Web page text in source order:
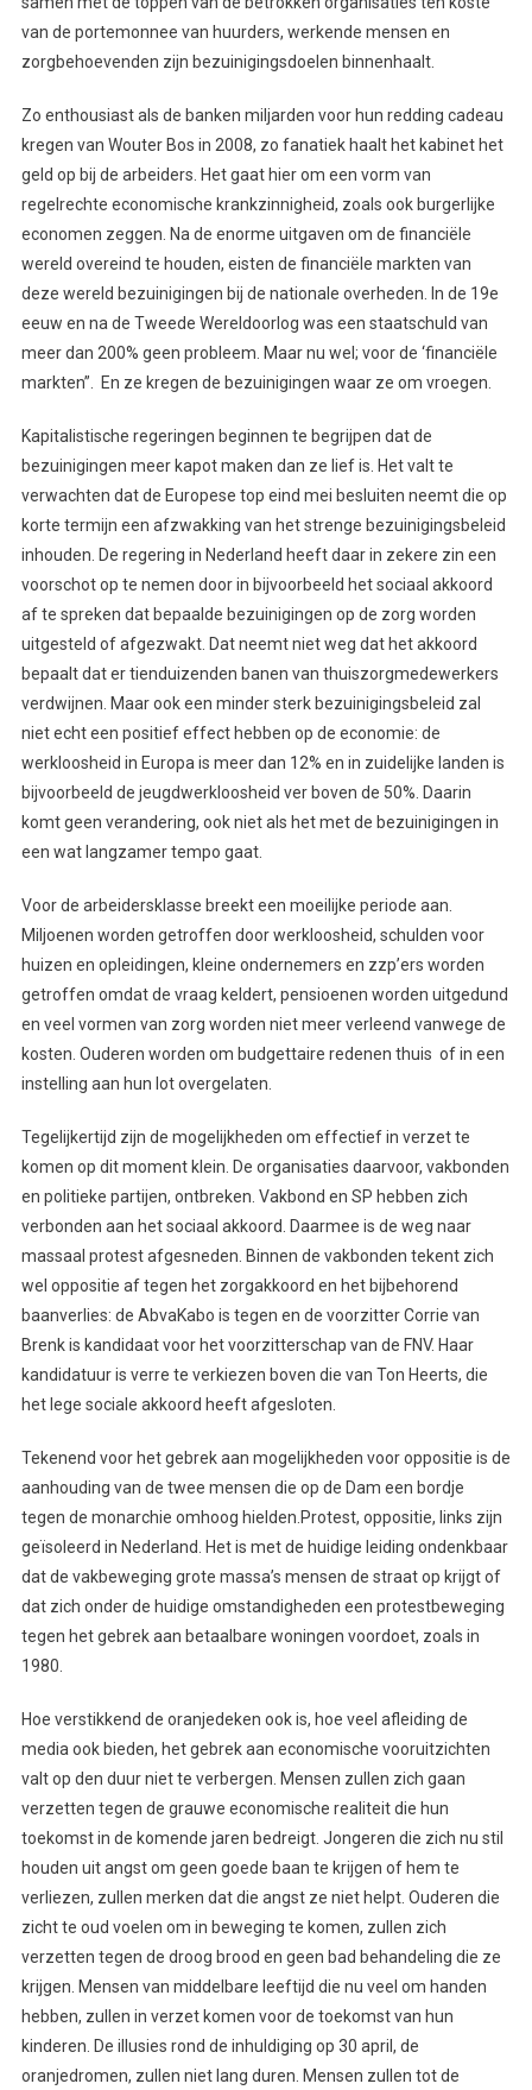
van de portemonnee van huurders, werkende mensen en
zorgbehoevenden zijn bezuinigingsdoelen binnenhaalt.
Zo enthousiast als de banken miljarden voor hun redding cadeau
kregen van Wouter Bos in 2008, zo fanatiek haalt het kabinet het
geld op bij de arbeiders. Het gaat hier om een vorm van
regelrechte economische krankzinnigheid, zoals ook burgerlijke
economen zeggen. Na de enorme uitgaven om de financiële
wereld overeind te houden, eisten de financiële markten van
deze wereld bezuinigingen bij de nationale overheden. In de 19e
eeuw en na de Tweede Wereldoorlog was een staatschuld van
meer dan 200% geen probleem. Maar nu wel; voor de ‘financiële
markten”. En ze kregen de bezuinigingen waar ze om vroegen.
Kapitalistische regeringen beginnen te begrijpen dat de
bezuinigingen meer kapot maken dan ze lief is. Het valt te
verwachten dat de Europese top eind mei besluiten neemt die op
korte termijn een afzwakking van het strenge bezuinigingsbeleid
inhouden. De regering in Nederland heeft daar in zekere zin een
voorschot op te nemen door in bijvoorbeeld het sociaal akkoord
af te spreken dat bepaalde bezuinigingen op de zorg worden
uitgesteld of afgezwakt. Dat neemt niet weg dat het akkoord
bepaalt dat er tienduizenden banen van thuiszorgmedewerkers
verdwijnen. Maar ook een minder sterk bezuinigingsbeleid zal
niet echt een positief effect hebben op de economie: de
werkloosheid in Europa is meer dan 12% en in zuidelijke landen is
bijvoorbeeld de jeugdwerkloosheid ver boven de 50%. Daarin
komt geen verandering, ook niet als het met de bezuinigingen in
een wat langzamer tempo gaat.
Voor de arbeidersklasse breekt een moeilijke periode aan.
Miljoenen worden getroffen door werkloosheid, schulden voor
huizen en opleidingen, kleine ondernemers en zzp’ers worden
getroffen omdat de vraag keldert, pensioenen worden uitgedund
en veel vormen van zorg worden niet meer verleend vanwege de
kosten. Ouderen worden om budgettaire redenen thuis of in een
instelling aan hun lot overgelaten.
Tegelijkertijd zijn de mogelijkheden om effectief in verzet te
komen op dit moment klein. De organisaties daarvoor, vakbonden
en politieke partijen, ontbreken. Vakbond en SP hebben zich
verbonden aan het sociaal akkoord. Daarmee is de weg naar
massaal protest afgesneden. Binnen de vakbonden tekent zich
wel oppositie af tegen het zorgakkoord en het bijbehorend
baanverlies: de AbvaKabo is tegen en de voorzitter Corrie van
Brenk is kandidaat voor het voorzitterschap van de FNV. Haar
kandidatuur is verre te verkiezen boven die van Ton Heerts, die
het lege sociale akkoord heeft afgesloten.
Tekenend voor het gebrek aan mogelijkheden voor oppositie is de
aanhouding van de twee mensen die op de Dam een bordje
tegen de monarchie omhoog hielden.Protest, oppositie, links zijn
geïsoleerd in Nederland. Het is met de huidige leiding ondenkbaar
dat de vakbeweging grote massa’s mensen de straat op krijgt of
dat zich onder de huidige omstandigheden een protestbeweging
tegen het gebrek aan betaalbare woningen voordoet, zoals in
1980.
Hoe verstikkend de oranjedeken ook is, hoe veel afleiding de
media ook bieden, het gebrek aan economische vooruitzichten
valt op den duur niet te verbergen. Mensen zullen zich gaan
verzetten tegen de grauwe economische realiteit die hun
toekomst in de komende jaren bedreigt. Jongeren die zich nu stil
houden uit angst om geen goede baan te krijgen of hem te
verliezen, zullen merken dat die angst ze niet helpt. Ouderen die
zicht te oud voelen om in beweging te komen, zullen zich
verzetten tegen de droog brood en geen bad behandeling die ze
krijgen. Mensen van middelbare leeftijd die nu veel om handen
hebben, zullen in verzet komen voor de toekomst van hun
kinderen. De illusies rond de inhuldiging op 30 april, de
oranjedromen, zullen niet lang duren. Mensen zullen tot de